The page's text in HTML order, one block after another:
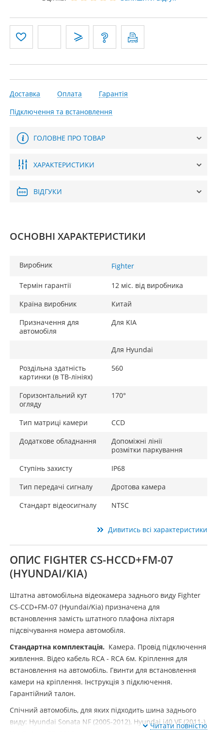
Доставка Оплата
Гарантія
Підключення та встановлення
ГОЛОВНЕ ПРО ТОВАР
ХАРАКТЕРИСТИКИ
ВІДГУКИ
ОСНОВНІ ХАРАКТЕРИСТИКИ
Виробник Fighter
Термін гарантії
12 міс. від виробника
Країна виробник
Китай
Призначення для
автомобіля
Для KIA
Для Hyundai
Роздільна здатність
картинки (в ТВ-лініях)
560
Горизонтальний кут
огляду
170°
Тип матриці камери
CCD
Додаткове обладнання
Допоміжні лінії
розмітки паркування
Ступінь захисту
IP68
Тип передачі сигналу
Дротова камера
Стандарт відеосигналу
NTSC
Дивитись всі характеристики
ОПИС FIGHTER CS-HCCD+FM-07
(HYUNDAI/KIA)
Штатна автомобільна відеокамера заднього виду Fighter
CS-CCD+FM-07 (Hyundai/Kia) призначена для
встановлення замість штатного плафона ліхтаря
підсвічування номера автомобіля.
Стандартна комплектація. Камера. Провід підключення
живлення. Відео кабель RCA - RCA 6м. Кріплення для
встановлення на автомобіль. Гвинти для встановлення
камери на кріплення. Інструкція з підключення.
Гарантійний талон.
Спічний автомобіль, для яких підходить шина заднього
виду: Hyundai Sonata NF (2005-2012), Hyundai i40 VF (2011-),
Читати повністю